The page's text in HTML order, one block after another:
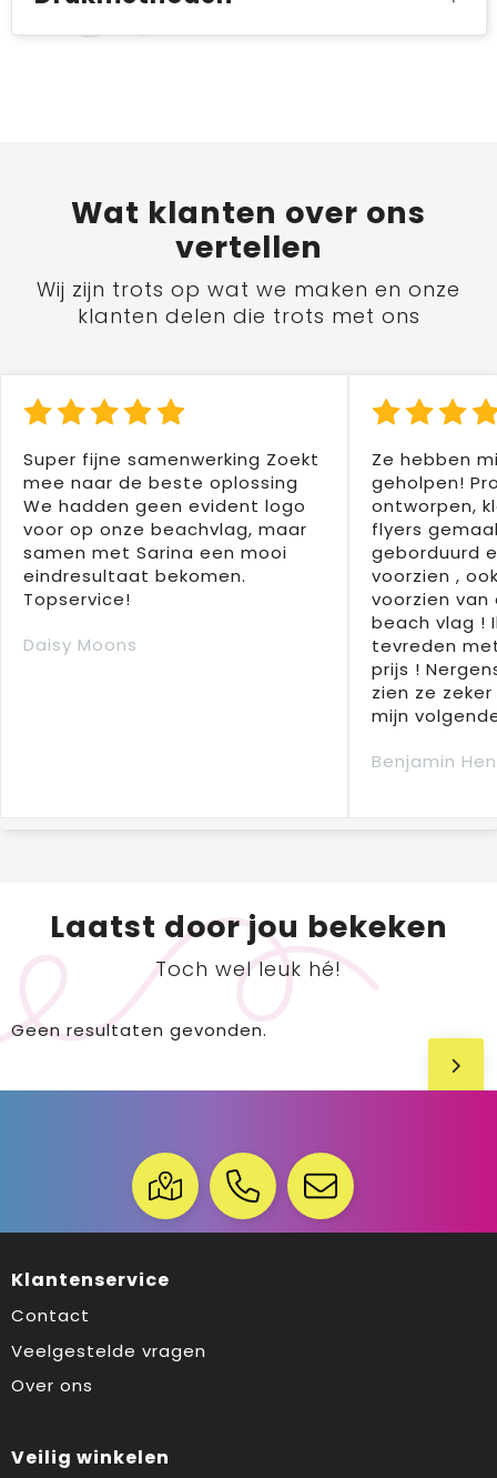
Wat klanten over ons
vertellen
Wij zijn trots op wat we maken en onze
klanten delen die trots met ons
Super fijne samenwerking Zoekt
mee naar de beste oplossing
We hadden geen evident logo
voor op onze beachvlag, maar
samen met Sarina een mooi
eindresultaat bekomen.
Topservice!
Daisy Moons
Ze hebben
geholpen!
ontworpen,
flyers
geborduurd
voorzien ,
voorzien
beach vlag !
tevreden
prijs !
zien ze
mijn
Benjamin
Laatst door jou bekeken
Toch wel leuk hé!
Geen resultaten gevonden.
Klantenservice
Contact
Veelgestelde vragen
Over ons
Veilig winkelen